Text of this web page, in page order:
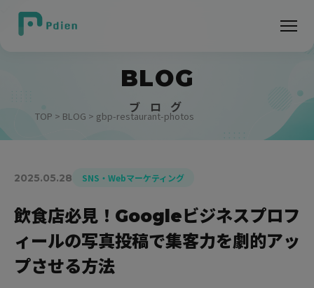
BLOG
ブ ロ グ
TOP > BLOG > gbp-restaurant-photos
2025.05.28 SNS・Webマーケティング
飲食店必見！Googleビジネスプロフ
ィールの写真投稿で集客力を劇的アッ
プさせる方法